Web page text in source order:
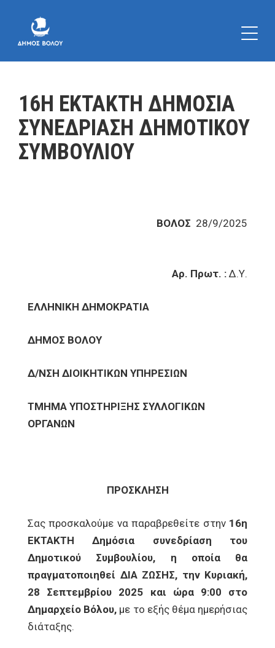
16Η ΕΚΤΑΚΤΗ ΔΗΜΟΣΙΑ
ΣΥΝΕΔΡΙΑΣΗ ΔΗΜΟΤΙΚΟΥ
ΣΥΜΒΟΥΛΙΟΥ
ΒΟΛΟΣ 28/9/2025
Αρ. Πρωτ. : Δ.Υ.
ΕΛΛΗΝΙΚΗ ΔΗΜΟΚΡΑΤΙΑ
ΔΗΜΟΣ ΒΟΛΟΥ
Δ/ΝΣΗ ΔΙΟΙΚΗΤΙΚΩΝ ΥΠΗΡΕΣΙΩΝ
ΤΜΗΜΑ ΥΠΟΣΤΗΡΙΞΗΣ ΣΥΛΛΟΓΙΚΩΝ
ΟΡΓΑΝΩΝ
ΠΡΟΣΚΛΗΣΗ
Σας προσκαλούμε να παραβρεθείτε στην16η
ΕΚΤΑΚΤΗ Δημόσια συνεδρίαση του
Δημοτικού
Συμβουλίου, η οποία θα
πραγματοποιηθεί ΔΙΑ ΖΩΣΗΣ, την Κυριακή,
28 Σεπτεμβρίου 2025 και ώρα 9:00 στο
Δημαρχείο Βόλου, με το εξής θέμα ημερήσιας
διάταξης.